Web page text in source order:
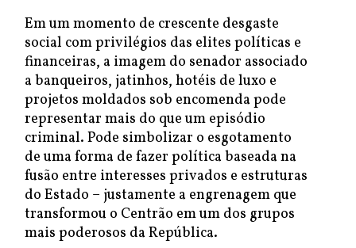
Em um momento de crescente desgaste
social com privilégios das elites políticas e
financeiras, a imagem do senador associado
a banqueiros, jatinhos, hotéis de luxo e
projetos moldados sob encomenda pode
representar mais do que um episódio
criminal. Pode simbolizar o esgotamento
de uma forma de fazer política baseada na
fusão entre interesses privados e estruturas
do Estado – justamente a engrenagem que
transformou o Centrão em um dos grupos
mais poderosos da República.